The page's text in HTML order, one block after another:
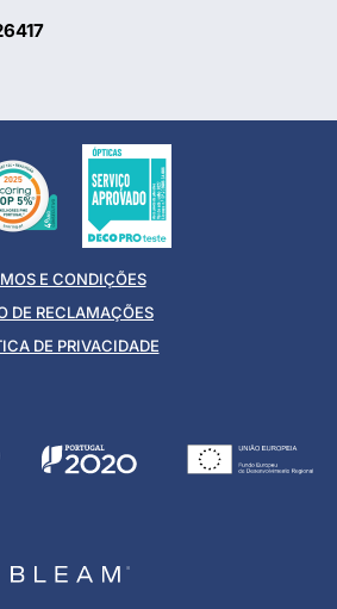
E CONDIÇÕES
DE RECLAMAÇÕES
DE PRIVACIDADE